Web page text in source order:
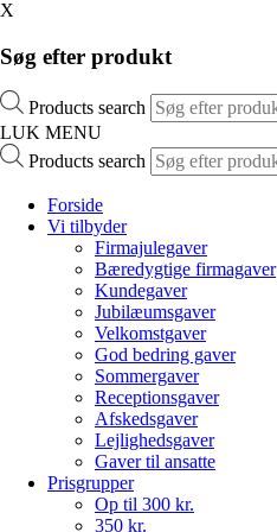
X
Søg efter produkt
Products search
LUK MENU
Products search
Forside
Vi tilbyder
Firmajulegaver
Bæredygtige firmagaver
Kundegaver
Jubilæumsgaver
Velkomstgaver
God bedring gaver
Sommergaver
Receptionsgaver
Afskedsgaver
Lejlighedsgaver
Gaver til ansatte
Prisgrupper
Op til 300 kr.
350 kr.